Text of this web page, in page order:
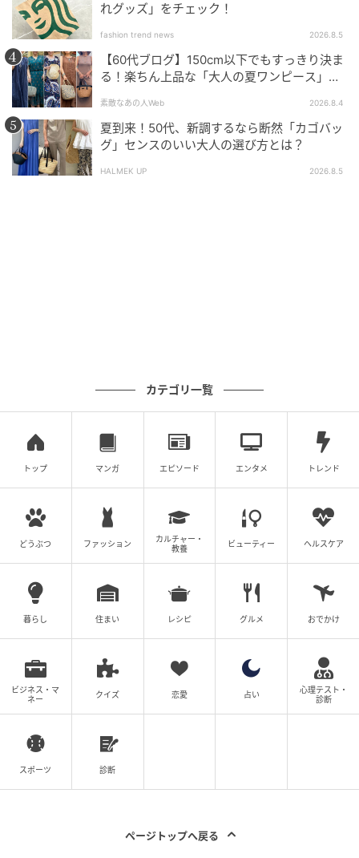
大人のおしゃれ手帖編集部
ファッション、美容、更年期対策など、50代女性の暮
samiIshihara～
の記事をもっとみる
れグッズ」をチェック！
fashion trend news 2026.8.5
【60代ブログ】150cm以下でもすっきり決ま
る！楽ちん上品な「大人の夏ワンピース」コ
素敵なあの人Web 2026.8.4
夏到来！50代、新調するなら断然「カゴバッ
グ」センスのいい大人の選び方とは？
HALMEK UP 2026.8.5
カテゴリ一覧
トップ マンガ エピソード エンタメ トレンド
どうぶつ ファッション
カルチャー・
教養
ビューティー ヘルスケア
暮らし 住まい レシピ グルメ おでかけ
ビジネス・マ
ネー
クイズ 恋愛 占い
心理テスト・
診断
スポーツ 診断
ページトップへ戻る